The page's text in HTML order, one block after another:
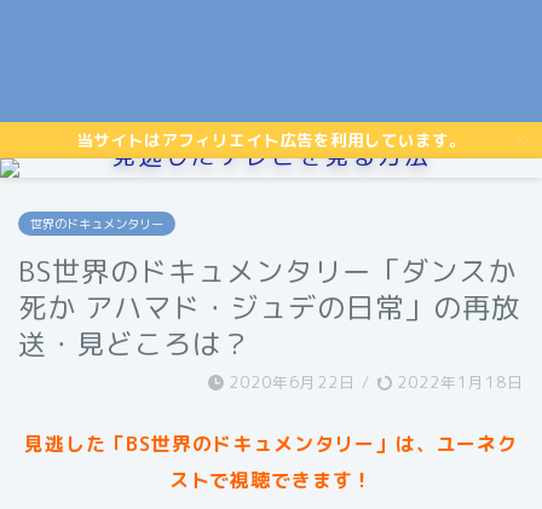
当サイトはアフィリエイト広告を利用しています。
見逃したテレビを見る方法
世界のドキュメンタリー
BS世界のドキュメンタリー「ダンスか
死か アハマド・ジュデの日常」の再放
送・見どころは？
2020年6月22日 / 2022年1月18日
見逃した「BS世界のドキュメンタリー」は、ユーネク
ストで視聴できます！